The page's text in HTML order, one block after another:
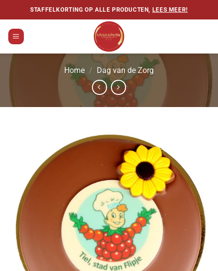
naar
inhoud
STAFFELKORTING OP ALLE PRODUCTEN, LEES MEER!
Home / Dag van de Zorg